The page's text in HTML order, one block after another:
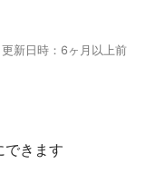
更新日時：6ヶ月以上前
できます